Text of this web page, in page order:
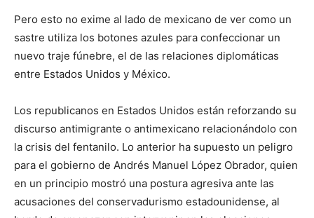
Pero esto no exime al lado de mexicano de ver como un
sastre utiliza los botones azules para confeccionar un
nuevo traje fúnebre, el de las relaciones diplomáticas
entre Estados Unidos y México.
Los republicanos en Estados Unidos están reforzando su
discurso antimigrante o antimexicano relacionándolo con
la crisis del fentanilo. Lo anterior ha supuesto un peligro
para el gobierno de Andrés Manuel López Obrador, quien
en un principio mostró una postura agresiva ante las
acusaciones del conservadurismo estadounidense, al